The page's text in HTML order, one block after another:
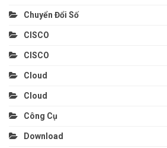
Chuyển Đổi Số
CISCO
CISCO
Cloud
Cloud
Công Cụ
Download